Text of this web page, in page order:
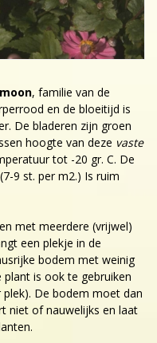
, familie van de
en de bloeitijd is
De bladeren zijn groen
hoogte van deze vaste
tot -20 gr. C. De
9 st. per m2.) Is ruim
met meerdere (vrijwel)
een plekje in de
bodem met weinig
is ook te gebruiken
De bodem moet dan
niet of nauwelijks en laat